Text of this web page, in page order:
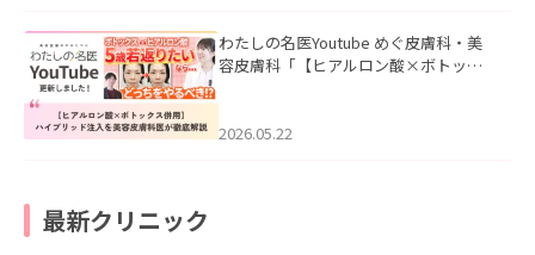
わたしの名医Youtube めぐ皮膚科・美
容皮膚科「【ヒアルロン酸×ボトック
た。
2026.05.22
最新クリニック